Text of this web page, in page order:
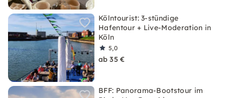
Kölntourist: 3-stündige
Hafentour + Live-Moderation in
Köln
5,0
ab 35 €
BFF: Panorama-Bootstour im